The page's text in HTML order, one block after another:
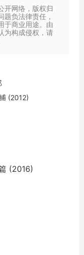
开网络，版权归
题负法律责任，
于商业用途。由
为构成侵权，请
(2012)
(2016)